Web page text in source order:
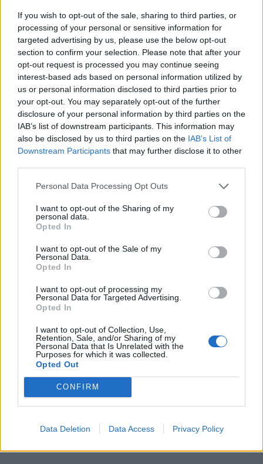
If you wish to opt-out of the sale, sharing to third parties, or
processing of your personal or sensitive information for
targeted advertising by us, please use the below opt-out
section to confirm your selection. Please note that after your
opt-out request is processed you may continue seeing
interest-based ads based on personal information utilized by
us or personal information disclosed to third parties prior to
your opt-out. You may separately opt-out of the further
disclosure of your personal information by third parties on the
IAB’s list of downstream participants. This information may
also be disclosed by us to third parties on the IAB’s List of
Downstream Participants that may further disclose it to other
Personal Data Processing Opt Outs
I want to opt-out of the Sharing of my
personal data.
Opted In
I want to opt-out of the Sale of my
Personal Data.
Opted In
I want to opt-out of processing my
Personal Data for Targeted Advertising.
Opted In
I want to opt-out of Collection, Use,
Retention, Sale, and/or Sharing of my
Personal Data that Is Unrelated with the
Purposes for which it was collected.
Opted Out
CONFIRM
Data Deletion Data Access Privacy Policy
Tout ce que vous avez vraiment besoin est un
Regarder !